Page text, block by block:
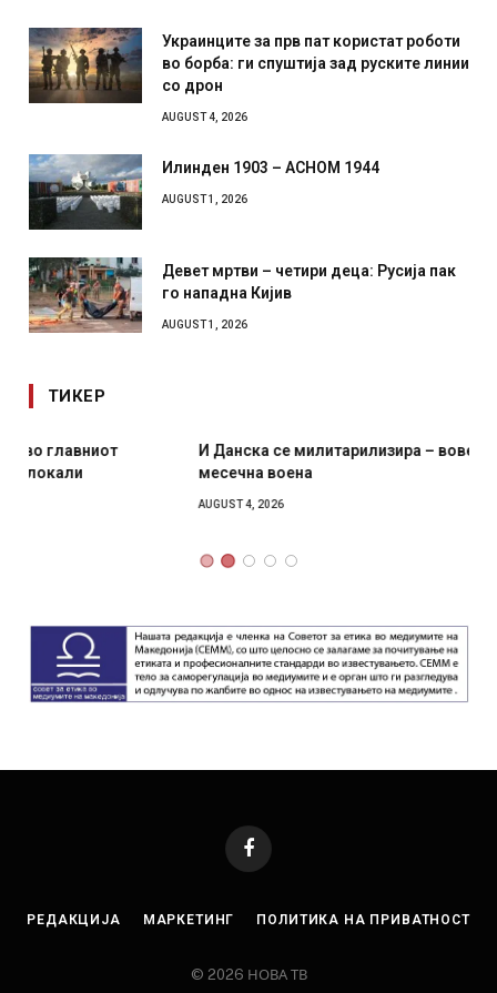
Украинците за прв пат користат роботи
во борба: ги спуштија зад руските линии
со дрон
AUGUST 4, 2026
Илинден 1903 – АСНОМ 1944
AUGUST 1, 2026
Девет мртви – четири деца: Русија пак
го нападна Кијив
AUGUST 1, 2026
ТИКЕР
И Данска се милитарилизира – воведува нова 11-
месечна воена
Facebook
РЕДАКЦИЈА МАРКЕТИНГ ПОЛИТИКА НА ПРИВАТНОСТ
© 2026 НОВА ТВ